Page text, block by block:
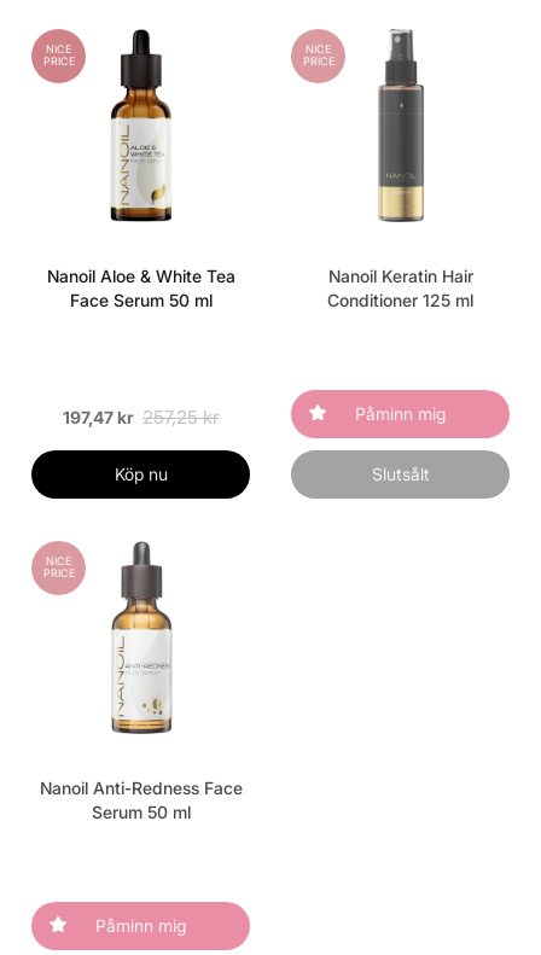
NICE
PRICE
Nanoil Aloe & White Tea
Face Serum 50 ml
197,47 kr 257,25 kr
Köp nu
NICE
PRICE
Nanoil Keratin Hair
Conditioner 125 ml
Påminn mig
Slutsålt
NICE
PRICE
Nanoil Anti-Redness Face
Serum 50 ml
Påminn mig